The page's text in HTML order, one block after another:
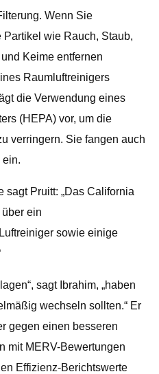
Wenn Sie
wie Rauch, Staub,
Keime entfernen
Raumluftreinigers
die Verwendung eines
(HEPA) vor, um die
verringern. Sie fangen auch
ein.
sagt Pruitt: „Das California
ein
sowie einige
sagt Ibrahim, „haben
wechseln sollten.“ Er
gegen einen besseren
mit MERV-Bewertungen
Effizienz-Berichtswerte